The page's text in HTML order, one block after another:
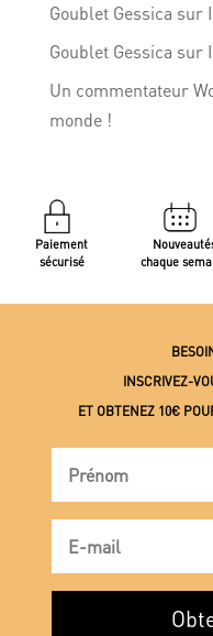
Goublet Gessica sur
Goublet Gessica sur
Un commentateur
monde !
Paiement
sécurisé
chaque
INSCRIVEZ-
ET OBTENEZ 10€